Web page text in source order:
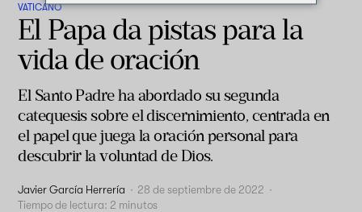
VATICANO
El Papa da pistas para la
vida de oración
El Santo Padre ha abordado su segunda
catequesis sobre el discernimiento, centrada en
el papel que juega la oración personal para
descubrir la voluntad de Dios.
Javier García Herrería · 28 de septiembre de 2022 ·
Tiempo de lectura: 2 minutos